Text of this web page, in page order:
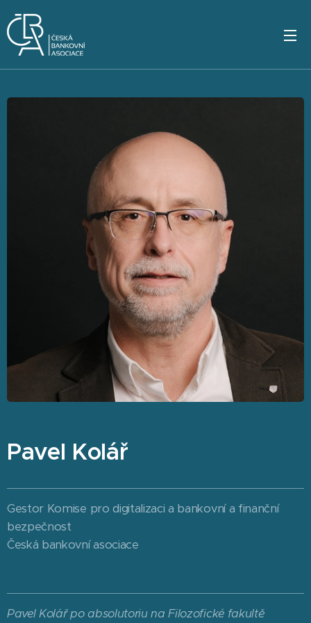
Pavel Kolář
Gestor Komise pro digitalizaci a bankovní a finanční
bezpečnost
Česká bankovní asociace
Pavel Kolář po absolutoriu na Filozofické fakultě